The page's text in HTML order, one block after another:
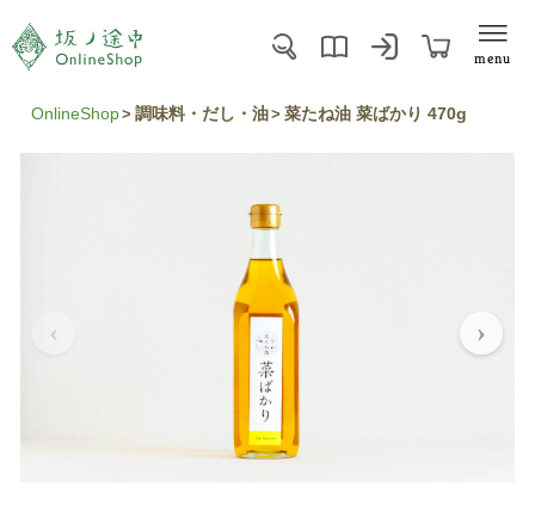
menu
OnlineShop 調味料・だし・油 菜たね油 菜ばかり 470g